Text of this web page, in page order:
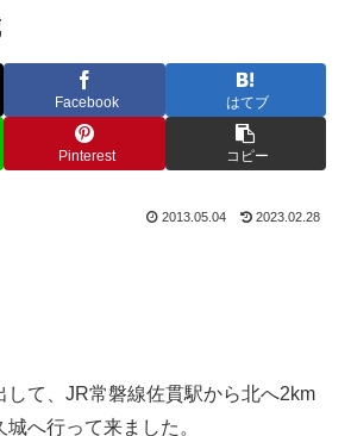
Facebook はてブ
Pinterest コピー
2013.05.04 2023.02.28
して、JR常磐線佐貫駅から北へ2km
へ行って来ました。